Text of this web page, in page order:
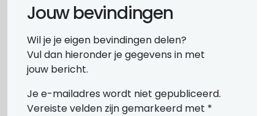
Jouw bevindingen
Wil je je eigen bevindingen delen?
Vul dan hieronder je gegevens in met
jouw bericht.
Je e-mailadres wordt niet gepubliceerd.
Vereiste velden zijn gemarkeerd met *